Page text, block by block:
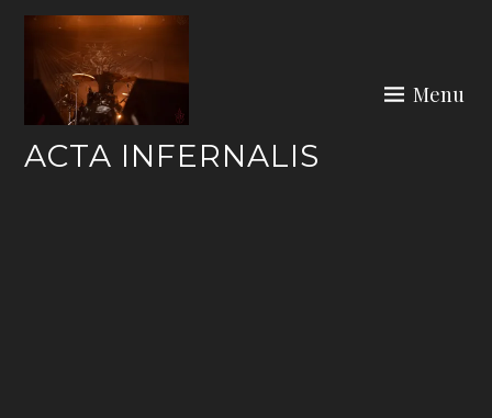
Skip
content
ACTA INFERNALIS
Menu